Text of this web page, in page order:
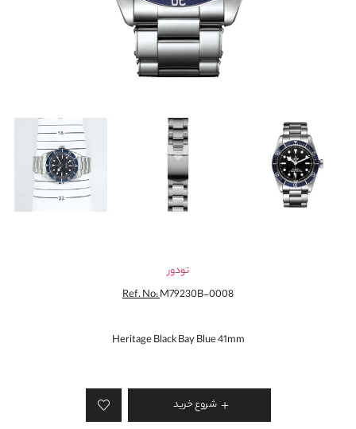
تودور
Ref. No:M79230B-0008
Heritage Black Bay Blue 41mm
شروع خرید